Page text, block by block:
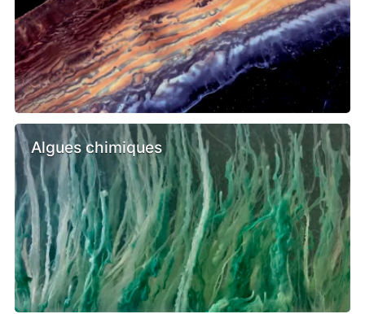
Algues chimiques